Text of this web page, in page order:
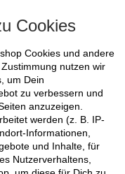
Cookies
Cookies und andere
nutzen wir
um Dein
zu verbessern und
anzuzeigen.
werden (z. B. IP-
Informationen,
und Inhalte, für
Nutzerverhaltens,